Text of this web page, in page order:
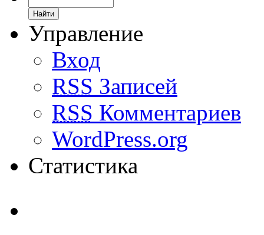
Управление
Вход
RSS Записей
RSS Комментариев
WordPress.org
Статистика